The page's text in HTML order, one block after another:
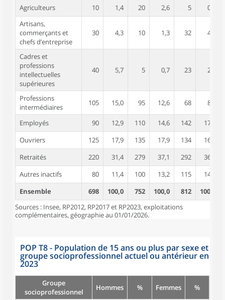
Agriculteurs 10 1,4 20 2,6 5
0,6
Artisans,
commerçants et
chefs d’entreprise
30 4,3 10 1,3 32 4,0
Cadres et
professions
intellectuelles
supérieures
40 5,7 5 0,7 23 2,9
Professions
intermédiaires
105 15,0 95 12,6 68 8,4
Employés 90 12,9 110 14,6 142
17,5
Ouvriers
125 17,9 135 17,9 134
16,5
Retraités
220 31,4 279 37,1 292
36,0
Autres inactifs
80 11,4 100 13,2 115
14,2
Ensemble
698 100,0 752 100,0 812
100,0
Sources : Insee, RP2012, RP2017 et RP2023, exploitations
complémentaires, géographie au 01/01/2026.
POP T8 - Population de 15 ans ou plus par sexe et
groupe socioprofessionnel actuel ou antérieur en
2023
Groupe
socioprofessionnel
Hommes % Femmes %